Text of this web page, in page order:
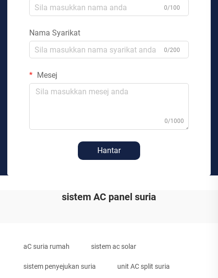
0/100
Nama Syarikat
0/200
Mesej
0/1000
Hantar
sistem AC panel suria
aC suria rumah sistem ac solar
sistem penyejukan suria unit AC split suria